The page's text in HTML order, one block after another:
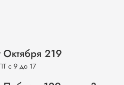
219
с 9 до 17